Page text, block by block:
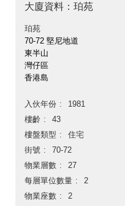
大廈資料：珀苑
珀苑
70-72 堅尼地道
東半山
灣仔區
香港島
入伙年份
1981
樓齡
43
樓盤類型
住宅
街號
70-72
物業層數
27
每層單位數量
2
物業座數
2